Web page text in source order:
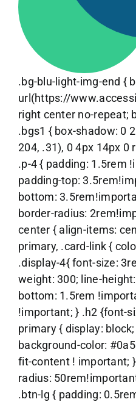
.bg-blu-light-img-end {
url(https://
right center no-repeat;
.bgs1 { box-shadow: 0
204, .31), 0 4px 14px 0
.p-4 { padding: 1.5rem
padding-top:
bottom:
border-radius:
center { align-items:
primary, .card-link {
.display-4{ font-size:
weight: 300; line-
bottom: 1.5rem
!important; } .h2 {font-
primary { display:
background-color:
fit-content ! important;
radius:
.btn-lg { padding: